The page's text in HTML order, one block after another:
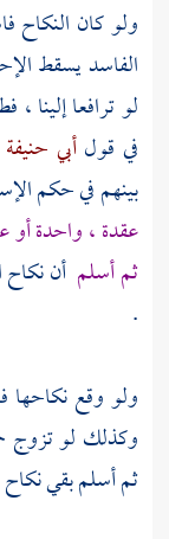
ولو كان النكاح
الفاسد يسقط
لو ترافعا إلينا ،
في قولأبي حنيفة
بينهم في حكم
عقدة ، واحدة أو
ثم أسلم أن نكاح
.
ولو وقع نكاحها
وكذلك لو تزوج
ثم أسلم بقي